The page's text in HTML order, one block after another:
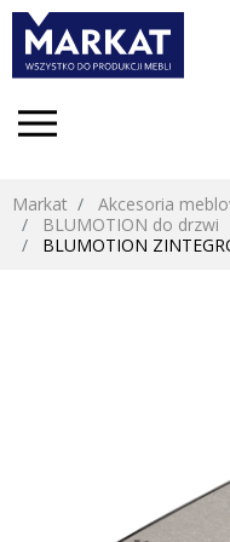
Markat Akcesoria
BLUMOTION do drzwi
BLUMOTION